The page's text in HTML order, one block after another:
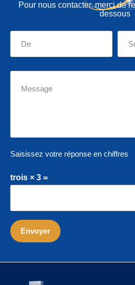
Pour nous contacter, merci de
dessous
Saisissez votre réponse en chiffres
trois × 3 =